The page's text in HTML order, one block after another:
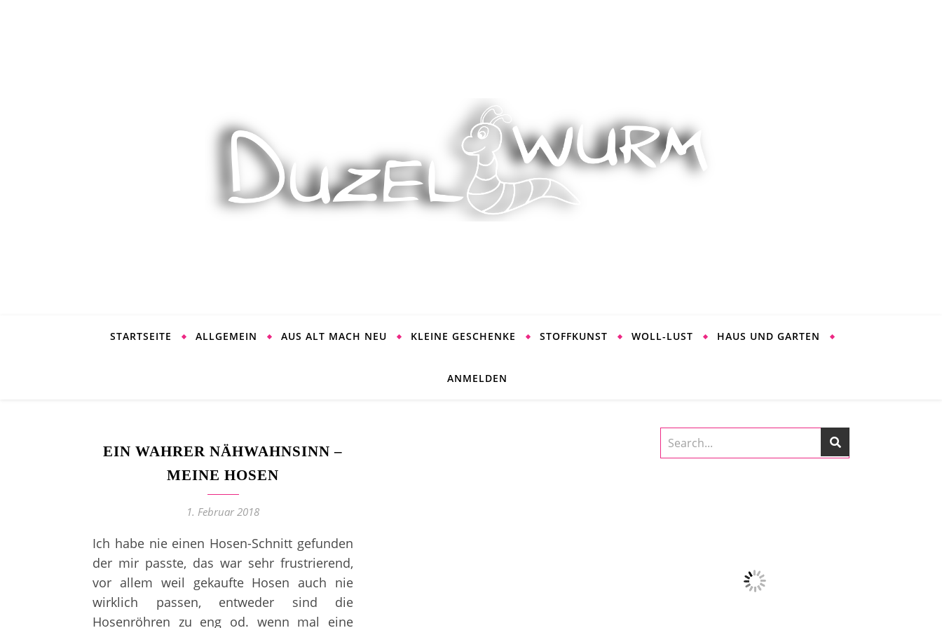
STARTSEITE ALLGEMEIN AUS ALT MACH NEU KLEINE GESCHENKE STOFFKUNST WOLL-LUST HAUS UND GARTEN
ANMELDEN
EIN WAHRER NÄHWAHNSINN –
MEINE HOSEN
1. Februar 2018
Ich habe nie einen Hosen-Schnitt gefunden
der mir passte, das war sehr frustrierend,
vor allem weil gekaufte Hosen auch nie
wirklich passen, entweder sind die
Hosenröhren zu eng od. wenn mal eine